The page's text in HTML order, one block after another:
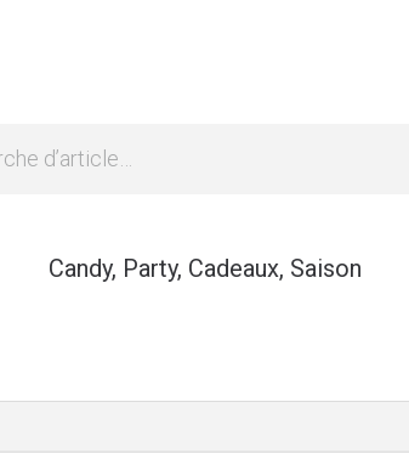
Candy, Party, Cadeaux, Saison